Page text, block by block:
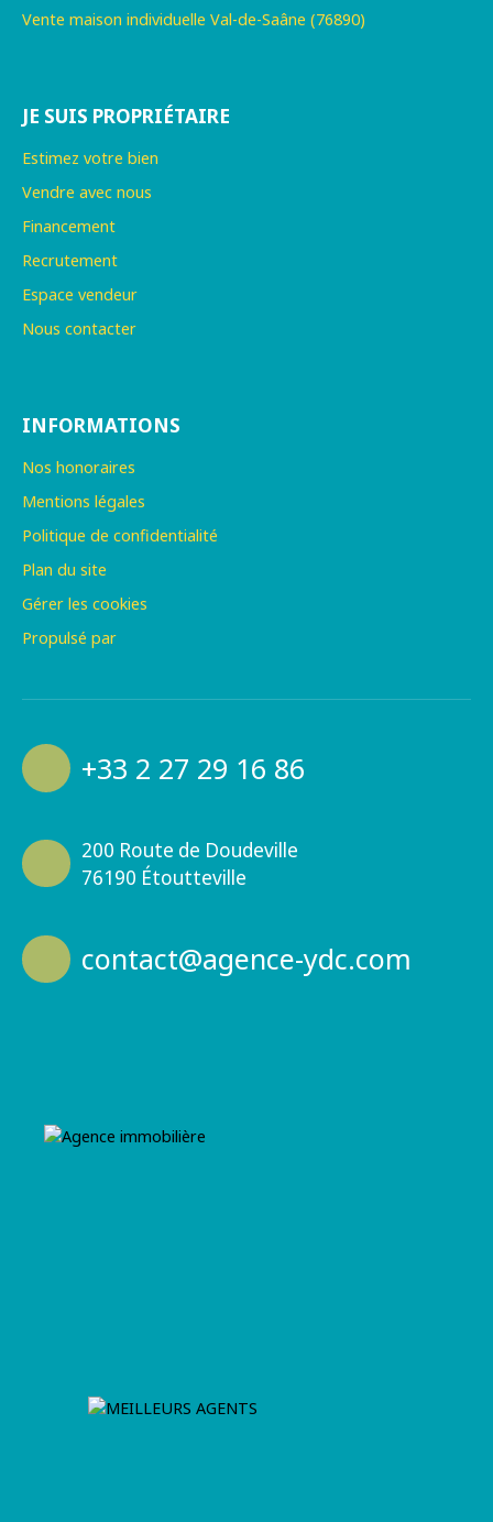
Vente maison individuelle Val-de-Saâne (76890)
JE SUIS PROPRIÉTAIRE
Estimez votre bien
Vendre avec nous
Financement
Recrutement
Espace vendeur
Nous contacter
INFORMATIONS
Nos honoraires
Mentions légales
Politique de confidentialité
Plan du site
Gérer les cookies
Propulsé par
+33 2 27 29 16 86
200 Route de Doudeville
76190 Étoutteville
contact@agence-ydc.com